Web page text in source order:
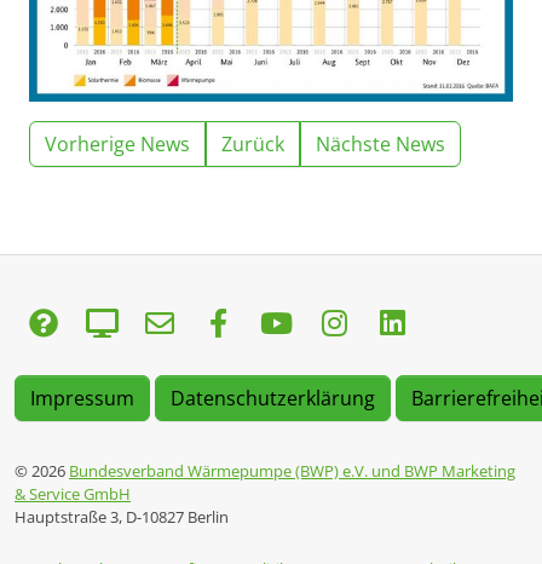
Vorherige News Zurück Nächste News
Impressum Datenschutzerklärung
© 2026 Bundesverband Wärmepumpe (BWP) e.V. und BWP Marketing
& Service GmbH
Hauptstraße 3, D-10827 Berlin